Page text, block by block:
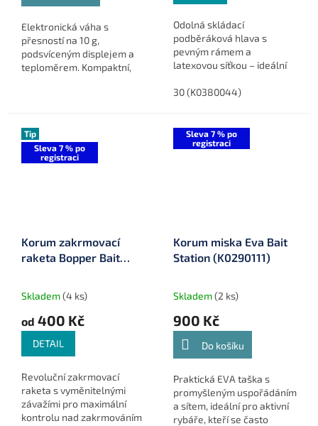
Elektronická váha s
přesností na 10 g,
podsvíceným displejem a
teploměrem. Kompaktní,
Odolná skládací
podběráková hlava s
pevným rámem a
latexovou síťkou – ideální
velkých ryb.
30 (K0380044)
Tip
Sleva 7 % po
registraci
Korum zakrmovací
raketa Bopper Bait
Skladem(4 ks)
od 400 Kč
DETAIL
Revoluční zakrmovací
raketa s vyměnitelnými
závažími pro maximální
kontrolu nad zakrmováním
Sleva 7 % po
registraci
Korum miska Eva Bait
Station (K0290111)
Skladem(2 ks)
900 Kč
Do košíku
Praktická EVA taška s
promyšleným uspořádáním
a sítem, ideální pro aktivní
rybáře, kteří se často